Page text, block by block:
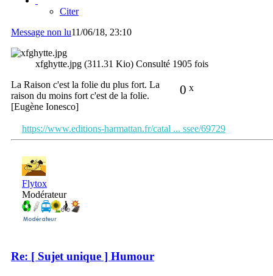
Citer
Message non lu11/06/18, 23:10
xfghytte.jpg (311.31 Kio) Consulté 1905 fois
0 x
La Raison c'est la folie du plus fort. La
raison du moins fort c'est de la folie.
[Eugène Ionesco]
https://www.editions-harmattan.fr/catal ... ssee/69729
Flytox
Modérateur
Re: [ Sujet unique ] Humour